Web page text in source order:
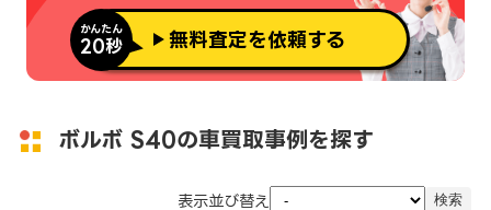
かんたん
20秒 無料査定を依頼する
ボルボ S40の車買取事例を探す
表示並び替え